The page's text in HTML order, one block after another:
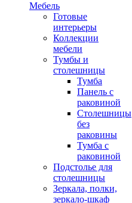
Мебель
Готовые
интерьеры
Коллекции
мебели
Тумбы и
столешницы
Тумба
Панель с
раковиной
Столешницы
без
раковины
Тумба с
раковиной
Подстолье для
столешницы
Зеркала, полки,
зеркало-шкаф